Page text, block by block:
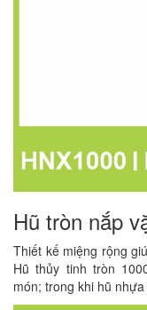
Hũ tròn nắp
Thiết kế miệng rộng
Hũ thủy tinh tròn
món; trong khi hũ